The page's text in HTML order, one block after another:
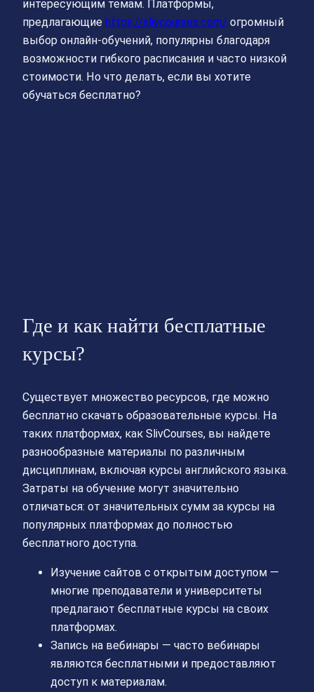
интересующим темам. Платформы,
предлагающие https://slivcourses.com/ огромный
выбор онлайн-обучений, популярны благодаря
возможности гибкого расписания и часто низкой
стоимости. Но что делать, если вы хотите
обучаться бесплатно?
Где и как найти бесплатные
курсы?
Существует множество ресурсов, где можно
бесплатно скачать образовательные курсы. На
таких платформах, как SlivCourses, вы найдете
разнообразные материалы по различным
дисциплинам, включая курсы английского языка.
Затраты на обучение могут значительно
отличаться: от значительных сумм за курсы на
популярных платформах до полностью
бесплатного доступа.
Изучение сайтов с открытым доступом —
многие преподаватели и университеты
предлагают бесплатные курсы на своих
платформах.
Запись на вебинары — часто вебинары
являются бесплатными и предоставляют
доступ к материалам.